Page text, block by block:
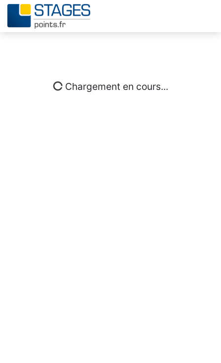
Chargement en cours...